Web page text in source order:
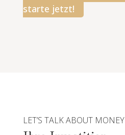
starte jetzt!
LET’S TALK ABOUT MONEY